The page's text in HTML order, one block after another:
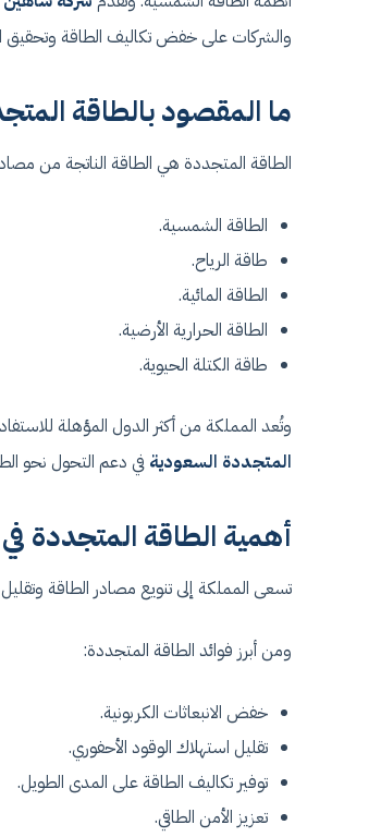
والشركات على خفض تكاليف الطاقة وتحقيق
ما المقصود بالطاقة
الطاقة المتجددة هي الطاقة الناتجة من
الطاقة الشمسية.
طاقة الرياح.
الطاقة المائية.
الطاقة الحرارية الأرضية.
طاقة الكتلة الحيوية.
وتُعد المملكة من أكثر الدول المؤهلة
المتجددة السعودية في دعم التحول نحو
أهمية الطاقة المتجددة
تسعى المملكة إلى تنويع مصادر الطاقة
ومن أبرز فوائد الطاقة المتجددة:
خفض الانبعاثات الكربونية.
تقليل استهلاك الوقود الأحفوري.
توفير تكاليف الطاقة على المدى الطويل.
تعزيز الأمن الطاقي.